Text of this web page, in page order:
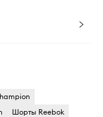
Шорты Reebok